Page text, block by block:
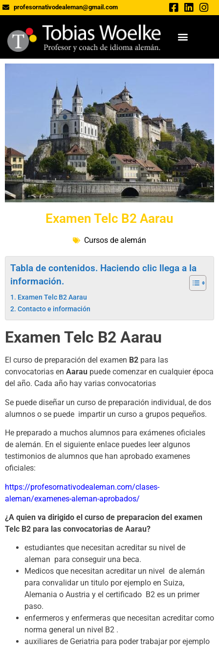
profesornativodealeman@gmail.com
Examen Telc B2 Aarau
Cursos de alemán
Tabla de contenidos. Haciendo clic llega a la
información.
Examen Telc B2 Aarau
Contacto e información
Examen Telc B2 Aarau
El curso de preparación del examen B2 para las
convocatorias en Aarau puede comenzar en cualquier época
del año. Cada año hay varias convocatorias
Se puede diseñar un curso de preparación individual, de dos
alumnos o se puede impartir un curso a grupos pequeños.
He preparado a muchos alumnos para exámenes oficiales
de alemán. En el siguiente enlace puedes leer algunos
testimonios de alumnos que han aprobado examenes
oficiales:
https://profesornativodealeman.com/clases-
aleman/examenes-aleman-aprobados/
¿A quien va dirigido el curso de preparacion del examen
Telc B2 para las convocatorias de Aarau?
estudiantes que necesitan acreditar su nivel de
aleman para conseguir una beca.
Medicos que necesitan acreditar un nivel de alemán
para convalidar un titulo por ejemplo en Suiza,
Alemania o Austria y el certificado B2 es un primer
paso.
enfermeros y enfermeras que necesitan acreditar como
norma general un nivel B2 .
auxiliares de Geriatria para poder trabajar por ejemplo